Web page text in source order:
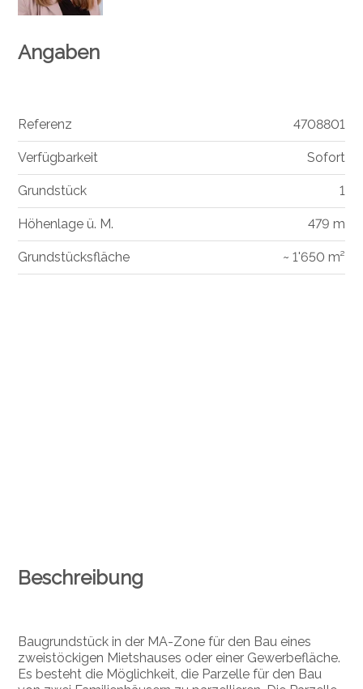
Beschreibung
Baugrundstück in der MA-Zone für den Bau eines
zweistöckigen Mietshauses oder einer Gewerbefläche.
Es besteht die Möglichkeit, die Parzelle für den Bau
Angaben
Referenz 4708801
Verfügbarkeit Sofort
Grundstück 1
Höhenlage ü. M. 479 m
Grundstücksfläche ~ 1'650 m²